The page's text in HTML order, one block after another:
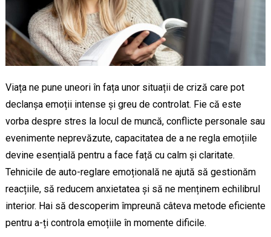
Viața ne pune uneori în fața unor situații de criză care pot
declanșa emoții intense și greu de controlat. Fie că este
vorba despre stres la locul de muncă, conflicte personale sau
evenimente neprevăzute, capacitatea de a ne regla emoțiile
devine esențială pentru a face față cu calm și claritate.
Tehnicile de auto-reglare emoțională ne ajută să gestionăm
reacțiile, să reducem anxietatea și să ne menținem echilibrul
interior. Hai să descoperim împreună câteva metode eficiente
pentru a-ți controla emoțiile în momente dificile.